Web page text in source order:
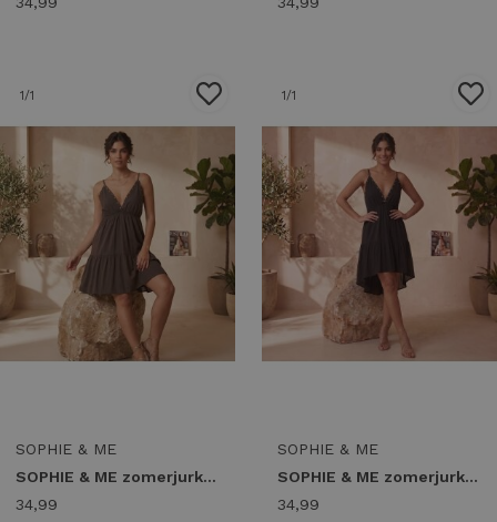
1/1
SOPHIE & ME
SOPHIE & ME zomerjurk studs Zomerjurkjes bruin
34,99
1/1
SOPHIE & ME
SOPHIE & ME zomerjurk studs Zomerjurkjes zwart
34,99